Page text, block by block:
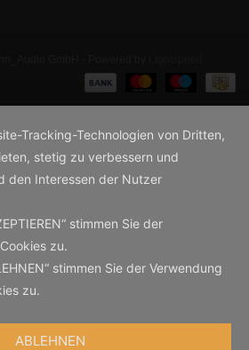
Tracking-Technologien von Dritten,
stetig zu verbessern und
den Interessen der Nutzer
stimmen Sie der
zu.
stimmen Sie der Verwendung
zu.
ABLEHNEN